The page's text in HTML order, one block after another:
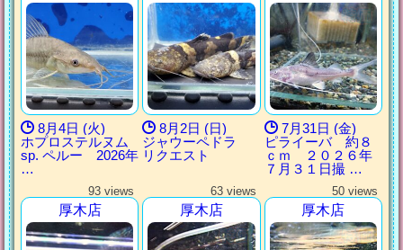
8月4日 (火)
ホプロステルヌム
sp. ペルー 2026年
…
8月2日 (日)
ジャウーペドラ
リクエスト
7月31日 (金)
ピライーバ 約８
ｃｍ ２０２６年
７月３１日撮 …
93 views
厚木店
63 views
厚木店
50 views
厚木店